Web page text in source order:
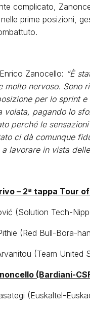
complicato,
prime posizioni,
Zanocello: “È
molto nervoso. Sono
per lo sprint
volata, pagando lo
perché le
ci dà comunque
lavorare in vista
– 2ª tappa Tour
(Solution Tech-
(Red Bull-Bora-
(Team United
(Bardiani-
(Euskaltel-